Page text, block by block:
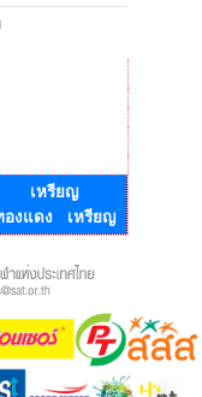
เหรียญ
องแดง เหรียญ